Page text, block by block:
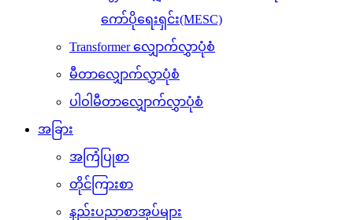
ကော်ပိုရေးရှင်း(MESC)
Transformer လျှောက်လွှာပုံစံ
မီတာလျှောက်လွှာပုံစံ
ပါဝါမီတာလျှောက်လွှာပုံစံ
အခြား
အကြံပြုစာ
တိုင်ကြားစာ
နည်းပညာစာအုပ်များ